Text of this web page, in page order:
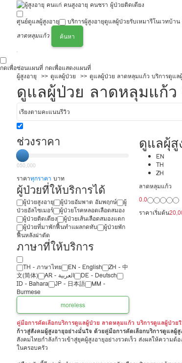
ศูนย์ดูแลผู้สูงอายุ บริการผู้สูงอายุดูแลผู้ป่วยรับเหมารีโนเวทบ้าน
ลาดหลุมแก้ว
ค้นหา
กดเพื่อซ่อนแผนที่ กดเพื่อแสดงแผนที่
ผู้สูงอายุ
ดูแลผู้ป่วย ดูแลผู้ป่วย ลาดหลุมแก้ว บริการดูแล
ดูแลผู้ป่วย ลาดหลุมแก้
ดูแลผุ้สู
ประเ
ได้ภาษ
EN
TH
ZH
ลาดหลุมแก้ว
0.0
ราคาเริ่มต้น
ช่วงราคา
050,000
ราคาทุกราคา บาท
ผู้ป่วยที่ให้บริการได้
ผู้ป่วยสูงอายุ ผู้ป่วยอัมพาต อัมพฤกษ์
ผู้
ป่วยอัลไซเมอร์
ผู้ป่วยโรคหลอดเลือดสมอง
ผู้ป่วยติดเตียง
ผู้ป่วยเส้นเลือดสมองแตก
ผู้ป่วยที่มาพักฟื้นทำแผลกดทับ
ผู้ป่วยพัก
ฟื้นหลังผ่าตัด
ภาษาที่ให้บริการ
TH - ‏ภาษาไทย EN - English
ZH - 中
文(简体)
‏AR - ‏العربية‏
DE - Deutsch
ID - Bahara
JP - 日本語
MM -
Burmese
moreless
คู่มือการคัดเลือกบริการดูแลผู้ป่วย ลาดหลุมแก้ว บริการดูแลผู้ป่ว
ก้าวสู่สังคมผู้สูงอายุอย่างมั่นใจ ด้วยคู่มือการคัดเลือกบริการดูแลผู้
สังคมไทยกำลังก้าวเข้าสู่ยุคผู้สูงอายุอย่างรวดเร็ว ส่งผลให้ความ
ในครอบครัว